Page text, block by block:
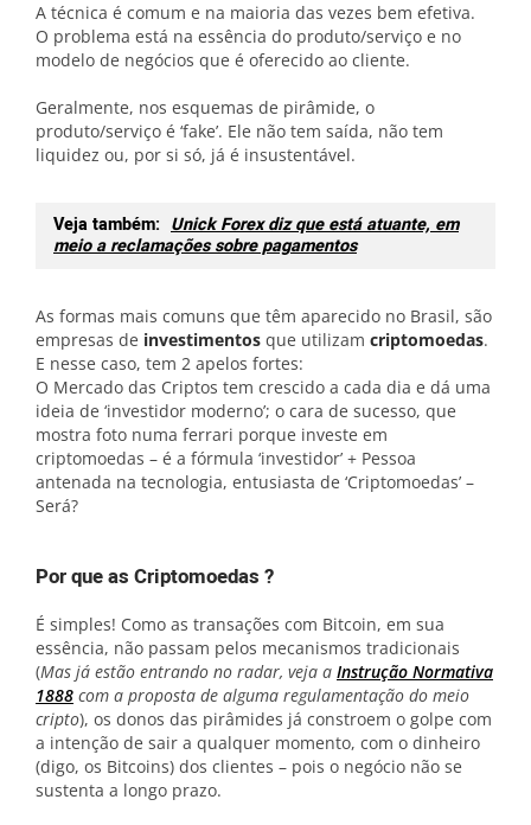
A técnica é comum e na maioria das vezes bem efetiva.
O problema está na essência do produto/serviço e no
modelo de negócios que é oferecido ao cliente.
Geralmente, nos esquemas de pirâmide, o
produto/serviço é ‘fake’. Ele não tem saída, não tem
liquidez ou, por si só, já é insustentável.
Veja também: Unick Forex diz que está atuante, em
meio a reclamações sobre pagamentos
As formas mais comuns que têm aparecido no Brasil, são
empresas de investimentos que utilizam criptomoedas.
E nesse caso, tem 2 apelos fortes:
O Mercado das Criptos tem crescido a cada dia e dá uma
ideia de ‘investidor moderno’; o cara de sucesso, que
mostra foto numa ferrari porque investe em
criptomoedas – é a fórmula ‘investidor’ + Pessoa
antenada na tecnologia, entusiasta de ‘Criptomoedas’ –
Será?
Por que as Criptomoedas ?
É simples! Como as transações com Bitcoin, em sua
essência, não passam pelos mecanismos tradicionais
(Mas já estão entrando no radar, veja a Instrução Normativa
1888 com a proposta de alguma regulamentação do meio
cripto), os donos das pirâmides já constroem o golpe com
a intenção de sair a qualquer momento, com o dinheiro
(digo, os Bitcoins) dos clientes – pois o negócio não se
sustenta a longo prazo.